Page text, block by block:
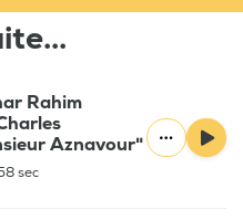
Rahim
Aznavour"
sec